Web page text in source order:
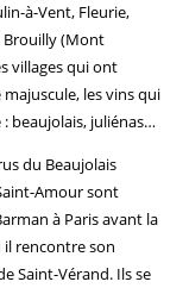
à-Vent, Fleurie,
Brouilly (Mont
villages qui ont
les vins qui
beaujolais, juliénas…
du Beaujolais
Amour sont
à Paris avant la
rencontre son
Saint-Vérand. Ils se